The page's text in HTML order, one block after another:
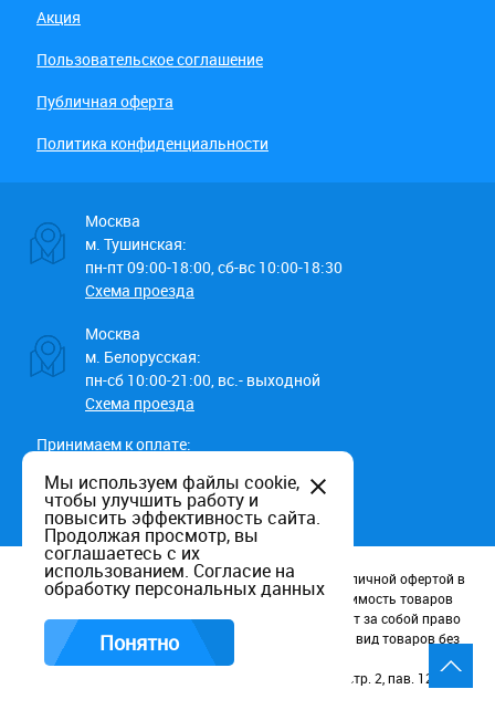
Акция
Пользовательское соглашение
Публичная оферта
Политика конфиденциальности
Москва
м. Тушинская:
пн-пт 09:00-18:00, сб-вс 10:00-18:30
Схема проезда
Москва
м. Белорусская:
пн-сб 10:00-21:00, вс.- выходной
Схема проезда
Принимаем к оплате:
Данный информационный ресурс не является публичной офертой в
соотв. со статьей 437 (п.2) ГК РФ. Наличие и стоимость товаров
уточняйте по телефону. Производители оставляют за собой право
изменять технические характеристики и внешний вид товаров без
предварительного уведомления.
Россия, Москва, Волоколамское шоссе, д. 116, стр. 2, пав. 123.
Мы используем файлы cookie,
чтобы улучшить работу и
повысить эффективность сайта.
Продолжая просмотр, вы
соглашаетесь с их
использованием. Согласие на
обработку персональных данных
Понятно